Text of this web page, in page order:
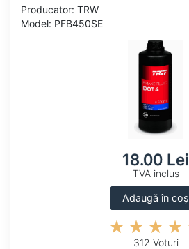
Producator: TRW
Model: PFB450SE
18.00 Lei
TVA inclus
Adaugă în coș
312 Voturi